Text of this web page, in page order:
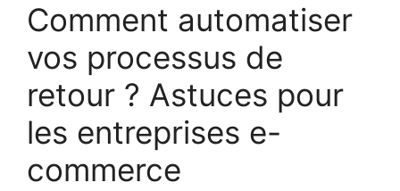
Comment automatiser
vos processus de
retour ? Astuces pour
les entreprises e-
commerce